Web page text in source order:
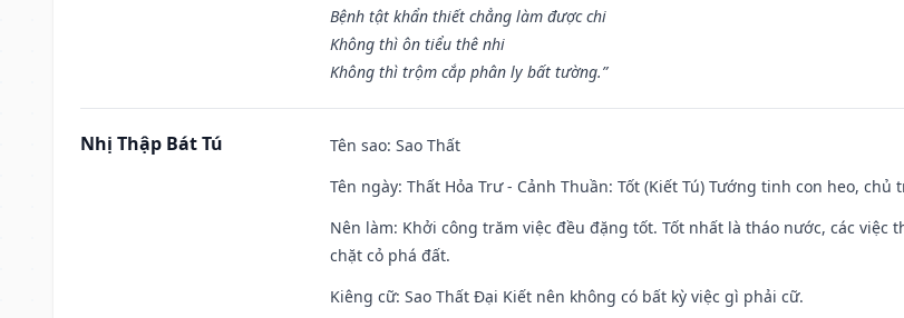
Bệnh tật khẩn thiết chẳng làm được chi
Không thì ôn tiểu thê nhi
Không thì trộm cắp phân ly bất tường.”
Nhị Thập Bát Tú Tên sao: Sao Thất
Tên ngày: Thất Hỏa Trư - Cảnh Thuần: Tốt (Kiết Tú) Tướng tinh con heo, chủ
Nên làm: Khởi công trăm việc đều đặng tốt. Tốt nhất là tháo nước, các
chặt cỏ phá đất.
Kiêng cữ: Sao Thất Đại Kiết nên không có bất kỳ việc gì phải cữ.